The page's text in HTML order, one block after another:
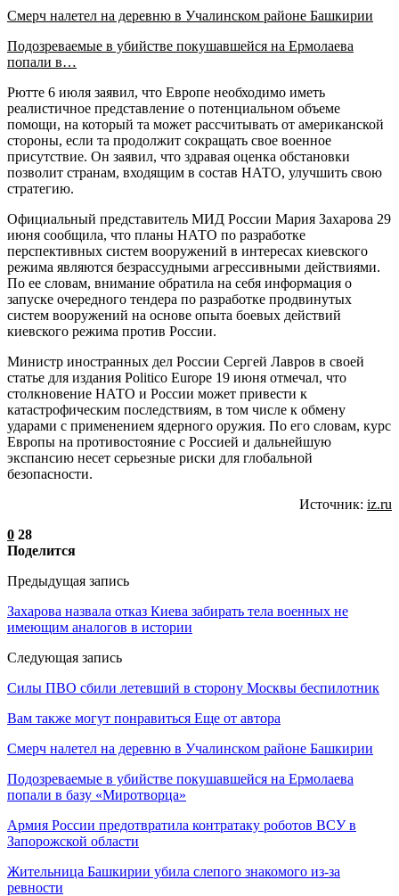
Смерч налетел на деревню в Учалинском районе Башкирии
Подозреваемые в убийстве покушавшейся на Ермолаева
попали в…
Рютте 6 июля заявил, что Европе необходимо иметь
реалистичное представление о потенциальном объеме
помощи, на который та может рассчитывать от американской
стороны, если та продолжит сокращать свое военное
присутствие. Он заявил, что здравая оценка обстановки
позволит странам, входящим в состав НАТО, улучшить свою
стратегию.
Официальный представитель МИД России Мария Захарова 29
июня сообщила, что планы НАТО по разработке
перспективных систем вооружений в интересах киевского
режима являются безрассудными агрессивными действиями.
По ее словам, внимание обратила на себя информация о
запуске очередного тендера по разработке продвинутых
систем вооружений на основе опыта боевых действий
киевского режима против России.
Министр иностранных дел России Сергей Лавров в своей
статье для издания Politico Europe 19 июня отмечал, что
столкновение НАТО и России может привести к
катастрофическим последствиям, в том числе к обмену
ударами с применением ядерного оружия. По его словам, курс
Европы на противостояние с Россией и дальнейшую
экспансию несет серьезные риски для глобальной
безопасности.
Источник: iz.ru
0 28
Поделится
Предыдущая запись
Захарова назвала отказ Киева забирать тела военных не
имеющим аналогов в истории
Следующая запись
Силы ПВО сбили летевший в сторону Москвы беспилотник
Вам также могут понравиться Еще от автора
Смерч налетел на деревню в Учалинском районе Башкирии
Подозреваемые в убийстве покушавшейся на Ермолаева
попали в базу «Миротворца»
Армия России предотвратила контратаку роботов ВСУ в
Запорожской области
Жительница Башкирии убила слепого знакомого из-за
ревности